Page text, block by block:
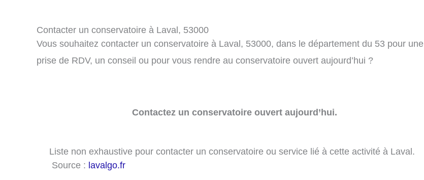
Contacter un conservatoire à Laval, 53000
Vous souhaitez contacter un conservatoire à Laval, 53000, dans le département du 53 pour une
prise de RDV, un conseil ou pour vous rendre au conservatoire ouvert aujourd’hui ?
Contactez un conservatoire ouvert aujourd’hui.
Liste non exhaustive pour contacter un conservatoire ou service lié à cette activité à Laval.
Source : lavalgo.fr